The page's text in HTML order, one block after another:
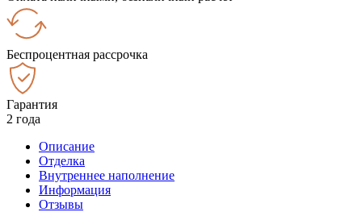
Беспроцентная рассрочка
Гарантия
2 года
Описание
Отделка
Внутреннее наполнение
Информация
Отзывы